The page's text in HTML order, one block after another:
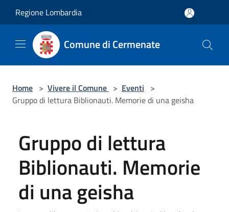
Regione Lombardia
Comune di Cermenate
Home > Vivere il Comune > Eventi >
Gruppo di lettura Biblionauti. Memorie di una geisha
Gruppo di lettura
Biblionauti. Memorie
di una geisha